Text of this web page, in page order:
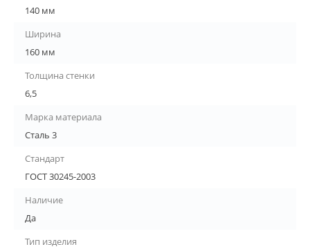
140 мм
Ширина
160 мм
Толщина стенки
6,5
Марка материала
Сталь 3
Стандарт
ГОСТ 30245-2003
Наличие
Да
Тип изделия